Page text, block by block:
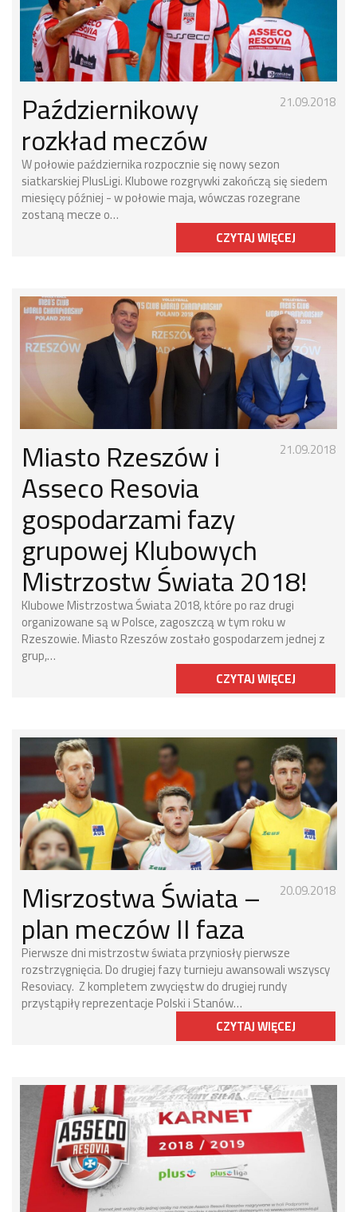
21.09.2018
Październikowy
rozkład meczów
W połowie października rozpocznie się nowy sezon
siatkarskiej PlusLigi. Klubowe rozgrywki zakończą się siedem
miesięcy później - w połowie maja, wówczas rozegrane
zostaną mecze o…
CZYTAJ WIĘCEJ
21.09.2018
Miasto Rzeszów i
Asseco Resovia
gospodarzami fazy
grupowej Klubowych
Mistrzostw Świata 2018!
Klubowe Mistrzostwa Świata 2018, które po raz drugi
organizowane są w Polsce, zagoszczą w tym roku w
Rzeszowie. Miasto Rzeszów zostało gospodarzem jednej z
grup,…
CZYTAJ WIĘCEJ
20.09.2018
Misrzostwa Świata –
plan meczów II faza
Pierwsze dni mistrzostw świata przyniosły pierwsze
rozstrzygnięcia. Do drugiej fazy turnieju awansowali wszyscy
Resoviacy. Z kompletem zwycięstw do drugiej rundy
przystąpiły reprezentacje Polski i Stanów…
CZYTAJ WIĘCEJ